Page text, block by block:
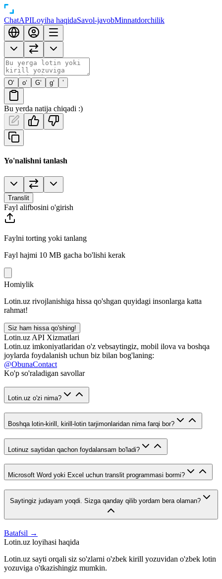
ChatAPILoyiha haqidaSavol-javobMinnatdorchilik
O‘ o‘ G‘ g‘ ’
Bu yerda natija chiqadi :)
Yo'nalishni tanlash
Translit
Fayl alifbosini o'girish
Faylni torting yoki tanlang
Fayl hajmi 10 MB gacha bo'lishi kerak
Homiylik
Lotin.uz rivojlanishiga hissa qo'shgan quyidagi insonlarga katta
rahmat!
Siz ham hissa qo'shing!
Lotin.uz API Xizmatlari
Lotin.uz imkoniyatlaridan o'z vebsaytingiz, mobil ilova va boshqa
joylarda foydalanish uchun biz bilan bog'laning:
@ObunaContact
Ko'p so'raladigan savollar
Lotin.uz o'zi nima?
Boshqa lotin-kirill, kirill-lotin tarjimonlaridan nima farqi bor?
Lotinuz saytidan qachon foydalansam bo'ladi?
Microsoft Word yoki Excel uchun translit programmasi bormi?
Saytingiz judayam yoqdi. Sizga qanday qilib yordam bera olaman?
Batafsil →
Lotin.uz loyihasi haqida
Lotin.uz sayti orqali siz so'zlarni o'zbek kirill yozuvidan o'zbek lotin
yozuviga o'tkazishingiz mumkin.